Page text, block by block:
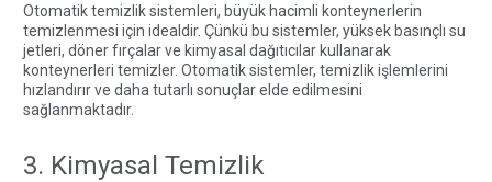
Otomatik temizlik sistemleri, büyük hacimli konteynerlerin
temizlenmesi için idealdir. Çünkü bu sistemler, yüksek basınçlı su
jetleri, döner fırçalar ve kimyasal dağıtıcılar kullanarak
konteynerleri temizler. Otomatik sistemler, temizlik işlemlerini
hızlandırır ve daha tutarlı sonuçlar elde edilmesini
sağlanmaktadır.
3. Kimyasal Temizlik